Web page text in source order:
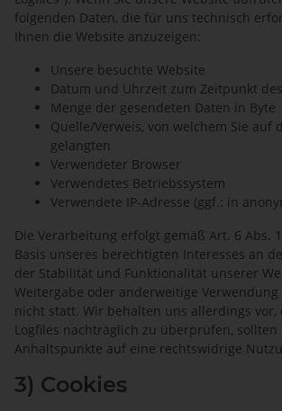
folgenden Daten, die für uns technisch
Ihnen die Website anzuzeigen:
Unsere besuchte Website
Datum und Uhrzeit zum Zeitpunkt
Menge der gesendeten Daten in Byte
Quelle/Verweis, von welchem Sie auf
gelangten
Verwendeter Browser
Verwendetes Betriebssystem
Verwendete IP-Adresse (ggf.: in
Die Verarbeitung erfolgt gemäß Art. 6 Abs.
Basis unseres berechtigten Interesses an
der Stabilität und Funktionalität unserer
Weitergabe oder anderweitige
nicht statt. Wir behalten uns allerdings vor,
Logfiles nachträglich zu überprüfen, sollten
Anhaltspunkte auf eine rechtswidrige
3) Cookies